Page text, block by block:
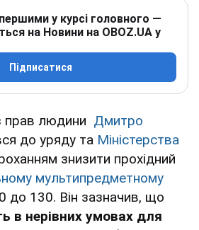
у курсі головного —
на Новини на OBOZ.UA у
Підписатися
прав людини Дмитро
до уряду та Міністерства
знизити прохідний
мультипредметному
до 130. Він зазначив, що
в нерівних умовах для